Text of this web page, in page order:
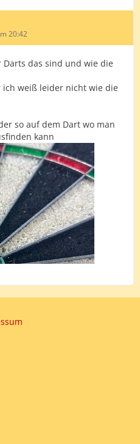
20:42
das sind und wie die
weiß leider nicht wie die
so auf dem Dart wo man
kann